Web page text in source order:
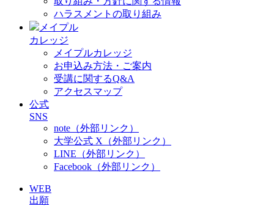
ハラスメントの取り組み
メイプル
カレッジ
メイプルカレッジ
お申込み方法・ご案内
受講に関するQ&A
アクセスマップ
公式
SNS
note（外部リンク）
大学公式 X（外部リンク）
LINE（外部リンク）
Facebook（外部リンク）
WEB
出願